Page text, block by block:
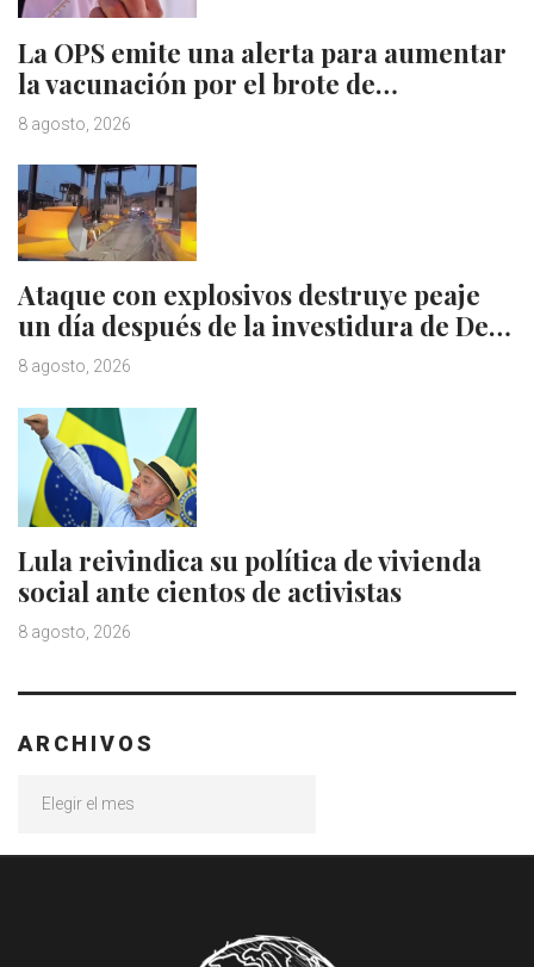
La OPS emite una alerta para aumentar
la vacunación por el brote de…
8 agosto, 2026
Ataque con explosivos destruye peaje
un día después de la investidura de De…
8 agosto, 2026
Lula reivindica su política de vivienda
social ante cientos de activistas
8 agosto, 2026
ARCHIVOS